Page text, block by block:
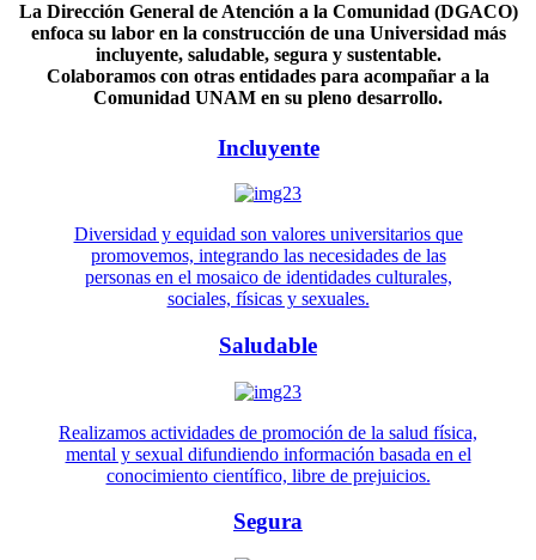
La Dirección General de Atención a la Comunidad (DGACO)
enfoca su labor en la construcción de una Universidad más
incluyente, saludable, segura y sustentable.
Colaboramos con otras entidades para acompañar a la
Comunidad UNAM en su pleno desarrollo.
Incluyente
Diversidad y equidad son valores universitarios que
promovemos, integrando las necesidades de las
personas en el mosaico de identidades culturales,
sociales, físicas y sexuales.
Saludable
Realizamos actividades de promoción de la salud física,
mental y sexual difundiendo información basada en el
conocimiento científico, libre de prejuicios.
Segura